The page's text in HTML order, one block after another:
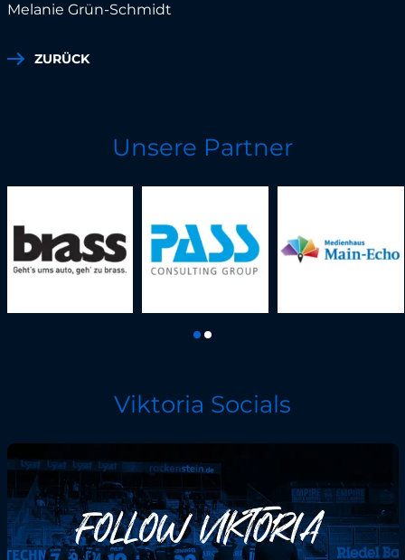
Melanie Grün-Schmidt
ZURÜCK
Unsere Partner
Viktoria Socials